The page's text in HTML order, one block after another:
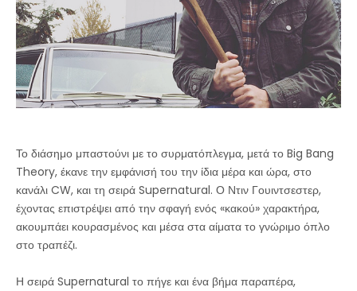
Το διάσημο μπαστούνι με το συρματόπλεγμα, μετά το Big Bang
Theory, έκανε την εμφάνισή του την ίδια μέρα και ώρα, στο
κανάλι CW, και τη σειρά Supernatural. Ο Ντιν Γουιντσεστερ,
έχοντας επιστρέψει από την σφαγή ενός «κακού» χαρακτήρα,
ακουμπάει κουρασμένος και μέσα στα αίματα το γνώριμο όπλο
στο τραπέζι.
Η σειρά Supernatural το πήγε και ένα βήμα παραπέρα,